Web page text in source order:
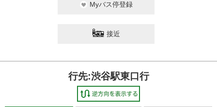
Myバス停登録
接近
行先:渋谷駅東口行